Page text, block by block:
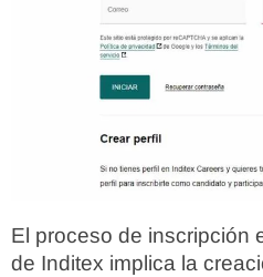
El proceso de inscripción
de Inditex implica la